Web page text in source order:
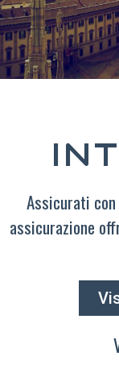
Assicurati
assicurazione